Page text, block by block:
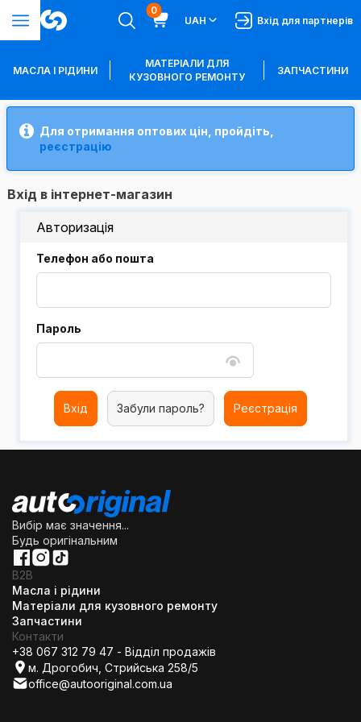
0
UAH
Вхід для партнерів
МАСЛА І РІДИНИ
МАТЕРІАЛИ ДЛЯ
КУЗОВНОГО РЕМОНТУ
ЗАПЧАСТИНИ
Для отримання оптових цін, пройдіть,
реєстрацію
Вхід в інтернет-магазин
Авторизація
Телефон або пошта
Пароль
Вхід Забули пароль? Реєстрація
Вибір має значення...
Будь оригінальним
B2B
Масла і рідини
Матеріали для кузовного ремонту
Запчастини
Контакти
+38 067 312 79 47 - Відділ продажів
м. Дрогобич, Стрийська 258/5
office@autooriginal.com.ua